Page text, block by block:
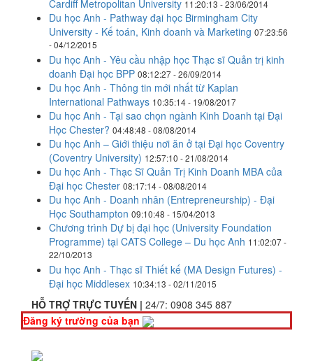
Cardiff Metropolitan University 11:20:13 - 23/06/2014
Du học Anh - Pathway đại học Birmingham City
University - Kế toán, Kinh doanh và Marketing 07:23:56
- 04/12/2015
Du học Anh - Yêu cầu nhập học Thạc sĩ Quản trị kinh
doanh Đại học BPP 08:12:27 - 26/09/2014
Du học Anh - Thông tin mới nhất từ Kaplan
International Pathways 10:35:14 - 19/08/2017
Du học Anh - Tại sao chọn ngành Kinh Doanh tại Đại
Học Chester? 04:48:48 - 08/08/2014
Du học Anh – Giới thiệu nơi ăn ở tại Đại học Coventry
(Coventry University) 12:57:10 - 21/08/2014
Du học Anh - Thạc Sĩ Quản Trị Kinh Doanh MBA của
Đại học Chester 08:17:14 - 08/08/2014
Du học Anh - Doanh nhân (Entrepreneurship) - Đại
Học Southampton 09:10:48 - 15/04/2013
Chương trình Dự bị đại học (University Foundation
Programme) tại CATS College – Du học Anh 11:02:07 -
22/10/2013
Du học Anh - Thạc sĩ Thiết kế (MA Design Futures) -
Đại học Middlesex 10:34:13 - 02/11/2015
HỖ TRỢ TRỰC TUYẾN | 24/7: 0908 345 887
Đăng ký trường của bạn